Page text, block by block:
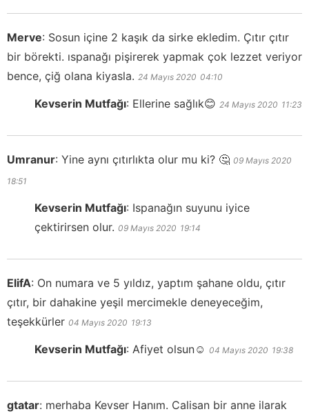
Merve: Sosun içine 2 kaşık da sirke ekledim. Çıtır çıtır
bir börekti. ıspanağı pişirerek yapmak çok lezzet veriyor
bence, çiğ olana kiyasla. 24 Mayıs 2020 04:10
Kevserin Mutfağı: Ellerine sağlık😊 24 Mayıs 2020 11:23
Umranur: Yine aynı çıtırlıkta olur mu ki? 🤔 09 Mayıs 2020
18:51
Kevserin Mutfağı: Ispanağın suyunu iyice
çektirirsen olur. 09 Mayıs 2020 19:14
ElifA: On numara ve 5 yıldız, yaptım şahane oldu, çıtır
çıtır, bir dahakine yeşil mercimekle deneyeceğim,
teşekkürler 04 Mayıs 2020 19:13
Kevserin Mutfağı: Afiyet olsun☺️ 04 Mayıs 2020 19:38
gtatar: merhaba Kevser Hanım. Calisan bir anne ilarak